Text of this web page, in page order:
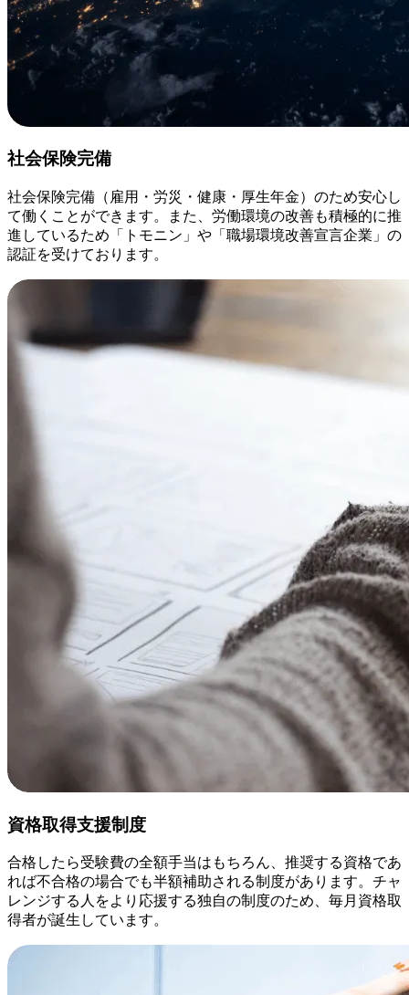
社会保険完備
社会保険完備（雇用・労災・健康・厚生年金）のため安心し
て働くことができます。また、労働環境の改善も積極的に推
進しているため「トモニン」や「職場環境改善宣言企業」の
認証を受けております。
資格取得支援制度
合格したら受験費の全額手当はもちろん、推奨する資格であ
れば不合格の場合でも半額補助される制度があります。チャ
レンジする人をより応援する独自の制度のため、毎月資格取
得者が誕生しています。